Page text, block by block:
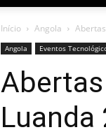
Início Angola
Angola Eventos
Luanda